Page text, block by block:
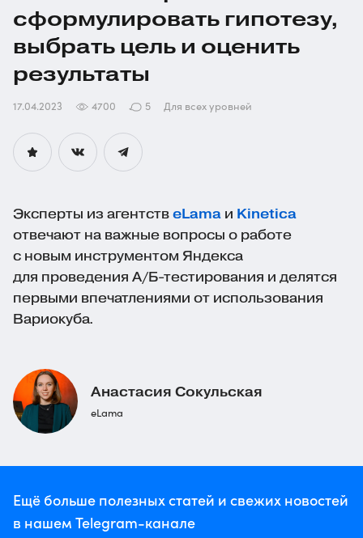
сформулировать гипотезу,
выбрать цель и оценить
результаты
17.04.2023 4700 5 Для всех уровней
Эксперты из агентств eLama и Kinetica
отвечают на важные вопросы о работе
с новым инструментом Яндекса
для проведения А/Б-тестирования и делятся
первыми впечатлениями от использования
Вариокуба.
Анастасия Сокульская
eLama
Ещё больше полезных статей и свежих новостей
в нашем Telegram-канале